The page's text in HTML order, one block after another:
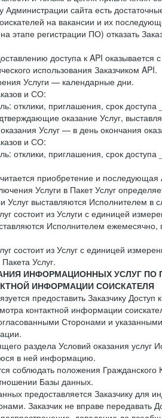
сайта есть
на вакансии и их
этапе регистрации ПО) отказать
доступа к API оказывается
использования Заказчиком API.
Услуги — календарные дни.
и СО:
отклики, приглашения, срок
оказание Услуг,
Услуг — в день окончания
и СО:
отклики, приглашения, срок
приобретение и
Услуги в Пакет Услуг
Услуг выставляются Исполнителем в
состоит из Услуги с единицей
Исполнителем
состоит из Услуг с единицей
Услуг.
ИНФОРМАЦИОННЫХ УСЛУГ
ИНФОРМАЦИИ СОИСКАТЕЛЯ
предоставить Заказчику
контактной информации
Сторонами и
раздела Условий оказания услуг
в ней информацию.
соблюдать положения
Базы данных.
предоставляется Заказчику для
Заказчик не вправе